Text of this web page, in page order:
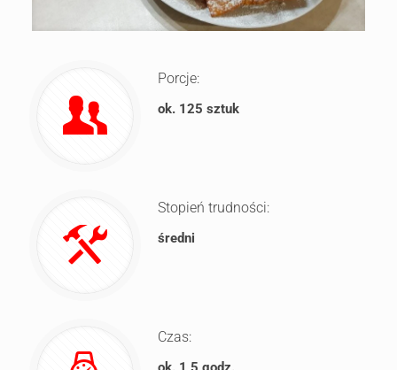
Porcje:
ok. 125 sztuk
Stopień trudności:
średni
Czas: